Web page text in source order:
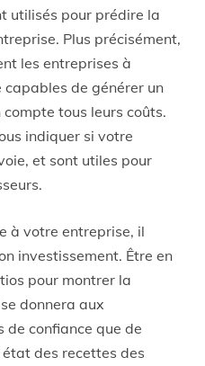
utilisés pour prédire la
Plus précisément,
les entreprises à
de générer un
tous leurs coûts.
indiquer si votre
et sont utiles pour
à votre entreprise, il
investissement. Être en
pour montrer la
donnera aux
de confiance que de
des recettes des